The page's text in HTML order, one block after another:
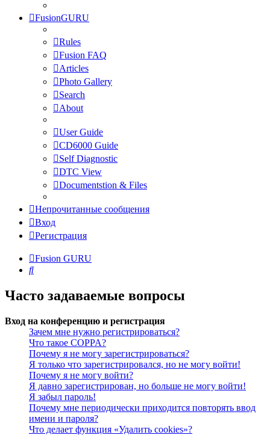
FusionGURU
Rules
Fusion FAQ
Articles
Photo Gallery
Search
About
User Guide
CD6000 Guide
Self Diagnostic
DTC View
Documentstion & Files
Непрочитанные сообщения
Вход
Регистрация
Fusion GURU
Поиск
Часто задаваемые вопросы
Вход на конференцию и регистрация
Зачем мне нужно регистрироваться?
Что такое COPPA?
Почему я не могу зарегистрироваться?
Я только что зарегистрировался, но не могу войти!
Почему я не могу войти?
Я давно зарегистрирован, но больше не могу войти!
Я забыл пароль!
Почему мне периодически приходится повторять ввод
имени и пароля?
Что делает функция «Удалить cookies»?